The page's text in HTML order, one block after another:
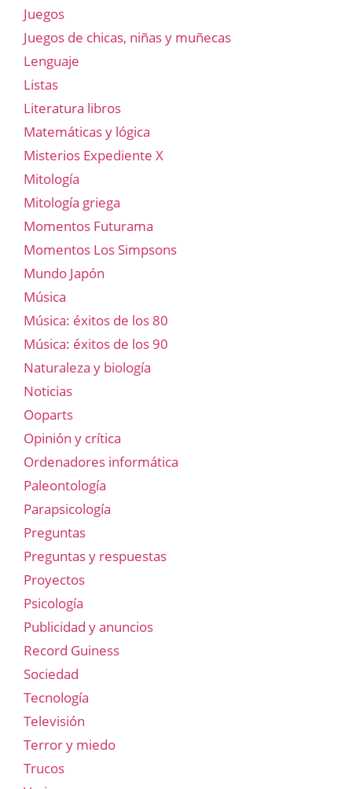
Juegos
Juegos de chicas, niñas y muñecas
Lenguaje
Listas
Literatura libros
Matemáticas y lógica
Misterios Expediente X
Mitología
Mitología griega
Momentos Futurama
Momentos Los Simpsons
Mundo Japón
Música
Música: éxitos de los 80
Música: éxitos de los 90
Naturaleza y biología
Noticias
Ooparts
Opinión y crítica
Ordenadores informática
Paleontología
Parapsicología
Preguntas
Preguntas y respuestas
Proyectos
Psicología
Publicidad y anuncios
Record Guiness
Sociedad
Tecnología
Televisión
Terror y miedo
Trucos